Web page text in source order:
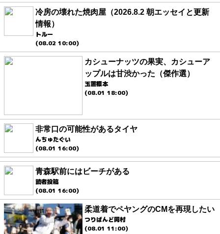
冷房の壊れた焼肉屋（2026.8.2 朝エッセイと更新
情報）
トルー
(08.02 10:00)
カシューナッツの果実、カシューア
ップルは甘渋かった（傑作選）
玉置標本
(08.01 18:00)
非常口の可能性があるタイヤ
んちゅたぐい
(08.01 16:00)
青森駅前にはビーチがある
読者投稿
(08.01 16:00)
柔道着でペヤングのCMを再現したい
つりばんど岡村
(08.01 11:00)